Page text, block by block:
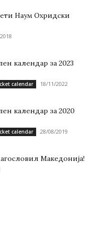
Наум Охридски
календар за 2023
calendar 18/11/2022
календар за 2020
calendar 28/08/2019
Македонија!